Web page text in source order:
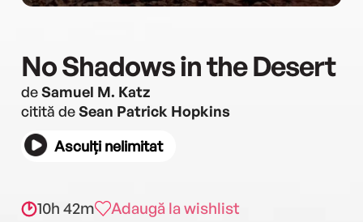
No Shadows in the Desert
deSamuel M. Katz
citită deSean Patrick Hopkins
Asculți nelimitat
10h 42m Adaugă la wishlist